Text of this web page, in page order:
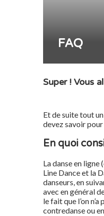
FAQ
Super ! Vous
Et de suite tout
devez savoir
En quoi
La danse en
Line Dance et la
danseurs, en
avec en général
le fait que l’on
contredanse ou